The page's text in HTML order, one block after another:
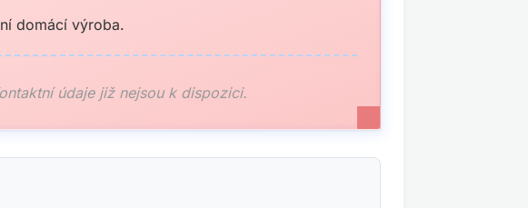
domácí výroba.
údaje již nejsou k dispozici.